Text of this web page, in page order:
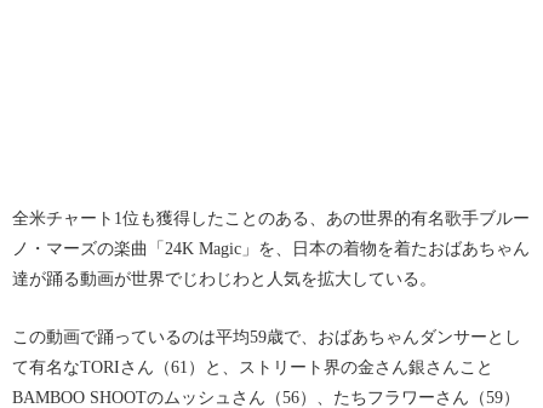
全米チャート1位も獲得したことのある、あの世界的有名歌手ブルー
ノ・マーズの楽曲「24K Magic」を、日本の着物を着たおばあちゃん
達が踊る動画が世界でじわじわと人気を拡大している。
この動画で踊っているのは平均59歳で、おばあちゃんダンサーとし
て有名なTORIさん（61）と、ストリート界の金さん銀さんこと
BAMBOO SHOOTのムッシュさん（56）、たちフラワーさん（59）